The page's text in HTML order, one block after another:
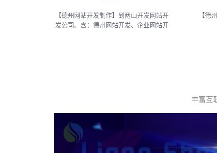
【德州网站开发制作】到两山开发网站开
发公司。含：德州网站开发、企业网站开
【德
丰富互